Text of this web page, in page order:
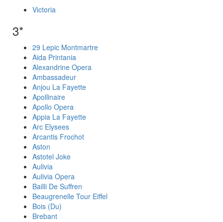
Victoria
3*
29 Lepic Montmartre
Aida Printania
Alexandrine Opera
Ambassadeur
Anjou La Fayette
Apollinaire
Apollo Opera
Appia La Fayette
Arc Elysees
Arcantis Frochot
Aston
Astotel Joke
Aulivia
Aulivia Opera
Bailli De Suffren
Beaugrenelle Tour Eiffel
Bois (Du)
Brebant